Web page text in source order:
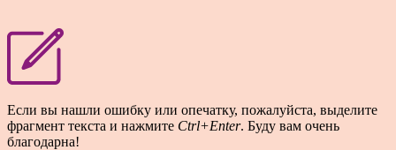
Если вы нашли ошибку или опечатку, пожалуйста, выделите
фрагмент текста и нажмите Ctrl+Enter. Буду вам очень
благодарна!